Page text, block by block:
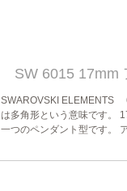
SW 6015 17mm
SWAROVSKI ELEMENTS
は多角形という意味です。
一つのペンダント型です。